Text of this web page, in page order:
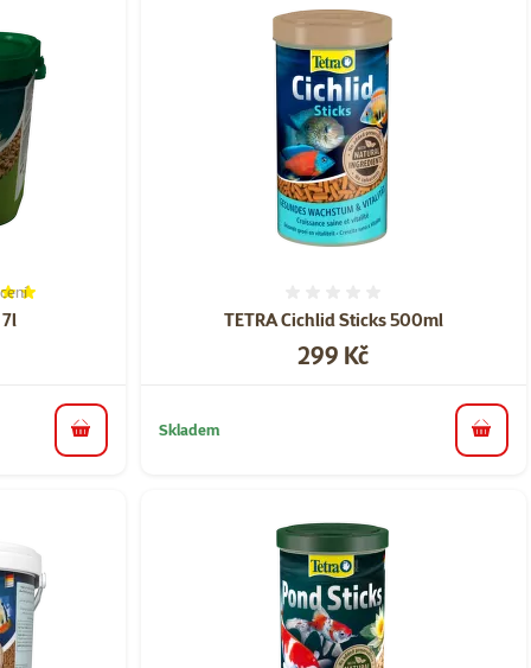
100%, počet hodnocení: 2
do košíku
TETRA Cichlid Sticks 500ml
Cena
299 Kč
Skladem do